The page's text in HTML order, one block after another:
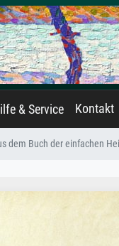
& Service Kontakt
dem Buch der einfachen